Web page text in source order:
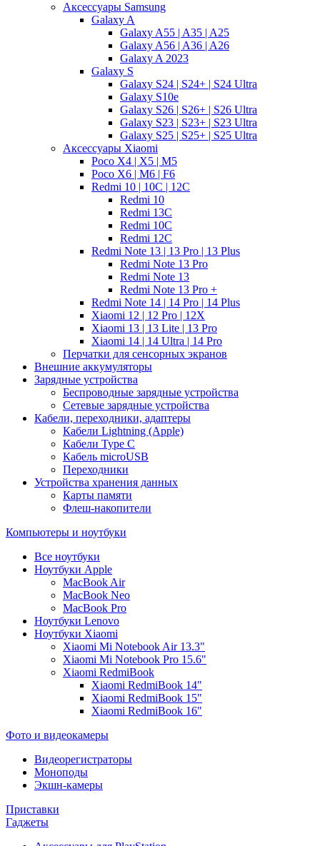
Аксессуары Samsung
Galaxy A
Galaxy A55 | A35 | A25
Galaxy A56 | A36 | A26
Galaxy A 2023
Galaxy S
Galaxy S24 | S24+ | S24 Ultra
Galaxy S10e
Galaxy S26 | S26+ | S26 Ultra
Galaxy S23 | S23+ | S23 Ultra
Galaxy S25 | S25+ | S25 Ultra
Аксессуары Xiaomi
Poco X4 | X5 | M5
Poco X6 | M6 | F6
Redmi 10 | 10C | 12C
Redmi 10
Redmi 13C
Redmi 10C
Redmi 12C
Redmi Note 13 | 13 Pro | 13 Plus
Redmi Note 13 Pro
Redmi Note 13
Redmi Note 13 Pro +
Redmi Note 14 | 14 Pro | 14 Plus
Xiaomi 12 | 12 Pro | 12X
Xiaomi 13 | 13 Lite | 13 Pro
Xiaomi 14 | 14 Ultra | 14 Pro
Перчатки для сенсорных экранов
Внешние аккумуляторы
Зарядные устройства
Беспроводные зарядные устройства
Сетевые зарядные устройства
Кабели, переходники, адаптеры
Кабели Lightning (Apple)
Кабели Type C
Кабель microUSB
Переходники
Устройства хранения данных
Карты памяти
Флеш-накопители
Компьютеры и ноутбуки
Все ноутбуки
Ноутбуки Apple
MacBook Air
MacBook Neo
MacBook Pro
Ноутбуки Lenovo
Ноутбуки Xiaomi
Xiaomi Mi Notebook Air 13.3"
Xiaomi Mi Notebook Pro 15.6"
Xiaomi RedmiBook
Xiaomi RedmiBook 14"
Xiaomi RedmiBook 15"
Xiaomi RedmiBook 16"
Фото и видеокамеры
Видеорегистраторы
Моноподы
Экшн-камеры
Приставки
Гаджеты